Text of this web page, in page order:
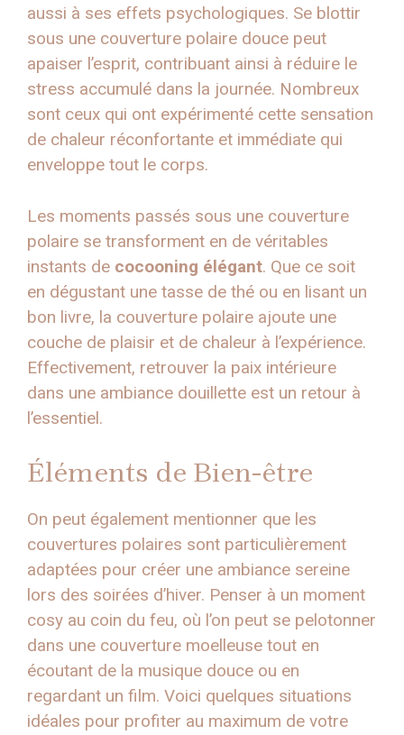
aussi à ses effets psychologiques. Se blottir
sous une couverture polaire douce peut
apaiser l’esprit, contribuant ainsi à réduire le
stress accumulé dans la journée. Nombreux
sont ceux qui ont expérimenté cette sensation
de chaleur réconfortante et immédiate qui
enveloppe tout le corps.
Les moments passés sous une couverture
polaire se transforment en de véritables
instants de cocooning élégant. Que ce soit
en dégustant une tasse de thé ou en lisant un
bon livre, la couverture polaire ajoute une
couche de plaisir et de chaleur à l’expérience.
Effectivement, retrouver la paix intérieure
dans une ambiance douillette est un retour à
l’essentiel.
Éléments de Bien-être
On peut également mentionner que les
couvertures polaires sont particulièrement
adaptées pour créer une ambiance sereine
lors des soirées d’hiver. Penser à un moment
cosy au coin du feu, où l’on peut se pelotonner
dans une couverture moelleuse tout en
écoutant de la musique douce ou en
regardant un film. Voici quelques situations
idéales pour profiter au maximum de votre